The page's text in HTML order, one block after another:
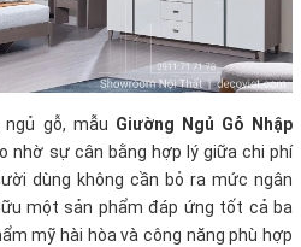
gỗ, mẫu Giường Ngủ Gỗ Nhập
nhờ sự cân bằng hợp lý giữa chi phí
dùng không cần bỏ ra mức ngân
một sản phẩm đáp ứng tốt cả ba
mỹ hài hòa và công năng phù hợp